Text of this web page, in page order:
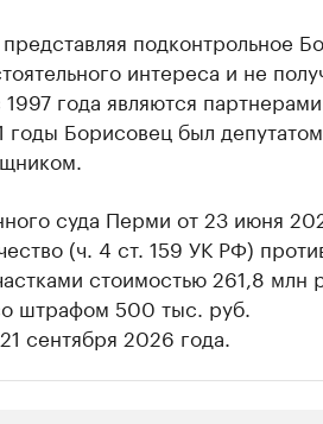
подконтрольное
интереса и не
года являются
Борисовец был депутатом
суда Перми от 23 июня
(ч. 4 ст. 159 УК РФ)
стоимостью 261,8 млн
штрафом 500 тыс. руб.
сентября 2026 года.